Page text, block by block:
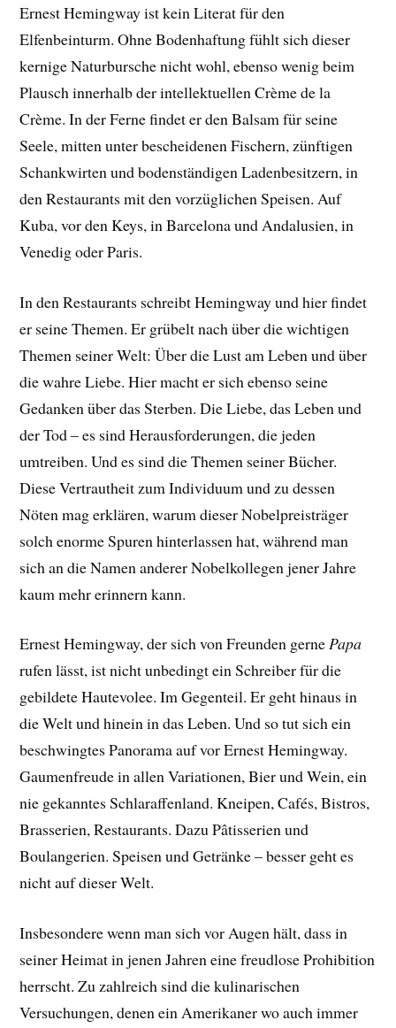
Ernest Hemingway ist kein Literat für den
Elfenbeinturm. Ohne Bodenhaftung fühlt sich dieser
kernige Naturbursche nicht wohl, ebenso wenig beim
Plausch innerhalb der intellektuellen Crème de la
Crème. In der Ferne findet er den Balsam für seine
Seele, mitten unter bescheidenen Fischern, zünftigen
Schankwirten und bodenständigen Ladenbesitzern, in
den Restaurants mit den vorzüglichen Speisen. Auf
Kuba, vor den Keys, in Barcelona und Andalusien, in
Venedig oder Paris.
In den Restaurants schreibt Hemingway und hier findet
er seine Themen. Er grübelt nach über die wichtigen
Themen seiner Welt: Über die Lust am Leben und über
die wahre Liebe. Hier macht er sich ebenso seine
Gedanken über das Sterben. Die Liebe, das Leben und
der Tod – es sind Herausforderungen, die jeden
umtreiben. Und es sind die Themen seiner Bücher.
Diese Vertrautheit zum Individuum und zu dessen
Nöten mag erklären, warum dieser Nobelpreisträger
solch enorme Spuren hinterlassen hat, während man
sich an die Namen anderer Nobelkollegen jener Jahre
kaum mehr erinnern kann.
Ernest Hemingway, der sich von Freunden gernePapa
rufen lässt, ist nicht unbedingt ein Schreiber für die
gebildete Hautevolee. Im Gegenteil. Er geht hinaus in
die Welt und hinein in das Leben. Und so tut sich ein
beschwingtes Panorama auf vor Ernest Hemingway.
Gaumenfreude in allen Variationen, Bier und Wein, ein
nie gekanntes Schlaraffenland. Kneipen, Cafés, Bistros,
Brasserien, Restaurants. Dazu Pâtisserien und
Boulangerien. Speisen und Getränke – besser geht es
nicht auf dieser Welt.
Insbesondere wenn man sich vor Augen hält, dass in
seiner Heimat in jenen Jahren eine freudlose Prohibition
herrscht. Zu zahlreich sind die kulinarischen
Versuchungen, denen ein Amerikaner wo auch immer